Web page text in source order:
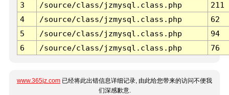
3 /source/class/jzmysql.class.php
211
4
/source/class/jzmysql.class.php
62
5
/source/class/jzmysql.class.php
94
6
/source/class/jzmysql.class.php 76
www.365jz.com 已经将此出错信息详细记录, 由此给您带来的访问不便我
们深感歉意.